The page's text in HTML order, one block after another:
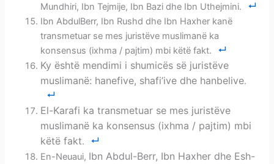
Mundhiri, Ibn Tejmije, Ibn Bazi dhe Ibn Uthejmini.
Ibn AbdulBerr, Ibn Rushd dhe Ibn Haxher kanë
transmetuar se mes juristëve muslimanë ka
konsensus (ixhma / pajtim) mbi këtë fakt.
Ky është mendimi i shumicës së juristëve
muslimanë: hanefive, shafi’ive dhe hanbelive.
El-Karafi ka transmetuar se mes juristëve
muslimanë ka konsensus (ixhma / pajtim) mbi
këtë fakt.
En-Neuaui, Ibn Abdul-Berr, Ibn Haxher dhe Esh-